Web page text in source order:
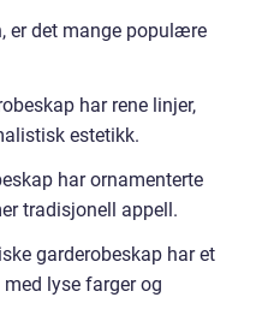
er det mange populære
har rene linjer,
estetikk.
har ornamenterte
tradisjonell appell.
garderobeskap har et
lyse farger og